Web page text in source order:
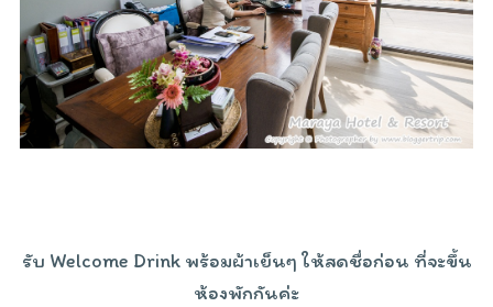
รับ Welcome Drink พร้อมผ้าเย็นๆ ให้สดชื่อก่อน ที่จะขึ้น
ห้องพักกันค่ะ